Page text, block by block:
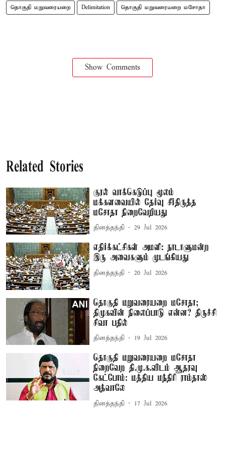
தொகுதி மறுவரையறை Delimitation தொகுதி மறுவரையறை மசோதா
Show Comments
Related Stories
குரல் வாக்கெடுப்பு மூலம்
மக்களவையில் தேர்வு சீர்திருத்த
மசோதா நிறைவேறியது
தினத்தந்தி 29 Jul 2026
எதிர்க்கட்சிகள் அமளி: நாடாளுமன்ற
இரு அவைகளும் முடங்கியது
தினத்தந்தி 20 Jul 2026
தொகுதி மறுவரையறை மசோதா;
திமுகவின் நிலைப்பாடு என்ன? திருச்சி
சிவா பதில்
தினத்தந்தி 19 Jul 2026
தொகுதி மறுவரையறை மசோதா
நிறைவேற தி.மு.க.விடம் ஆதரவு
கேட்போம்: மத்திய மந்திரி ராம்தாஸ்
அத்வாலே
தினத்தந்தி 17 Jul 2026